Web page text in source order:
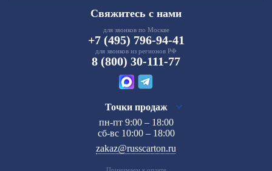
Свяжитесь с нами
для звонков по Москве
+7 (495) 796-94-41
для звонков из регионов РФ
8 (800) 30-111-77
Точки продаж
пн-пт 9:00 – 18:00
сб-вс 10:00 – 18:00
zakaz@russcarton.ru
Принимаем к оплате